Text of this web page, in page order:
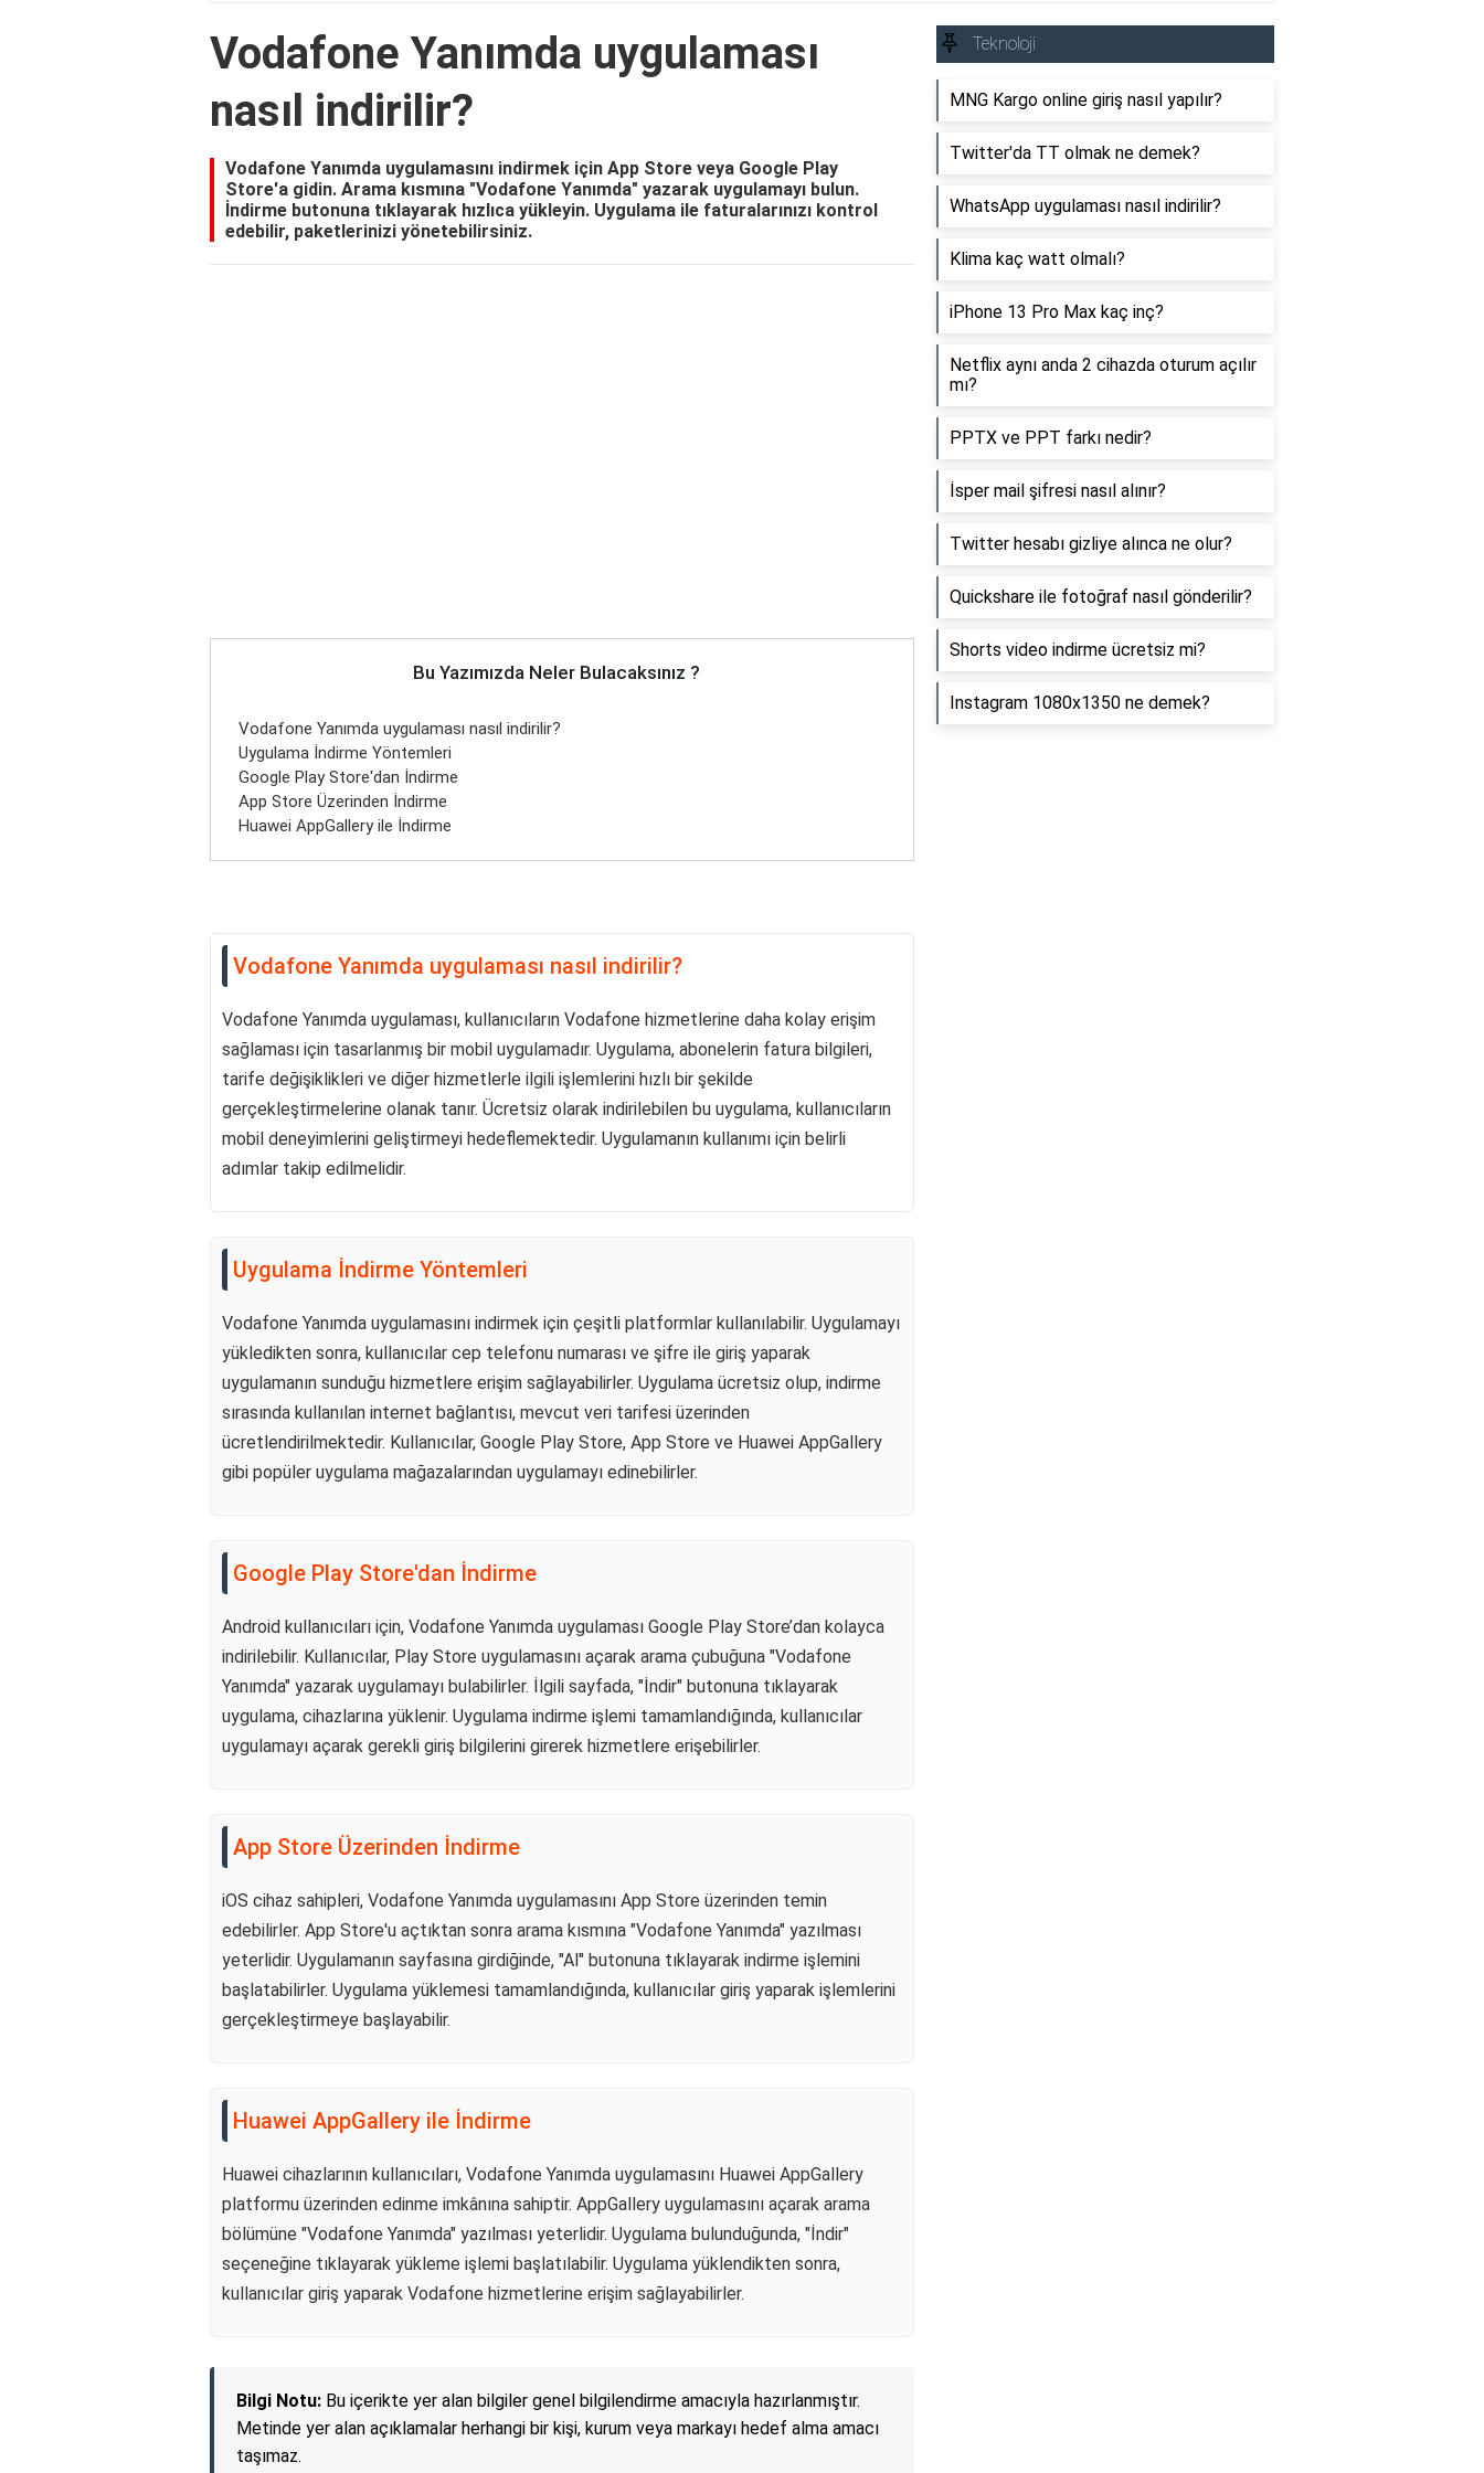
Vodafone Yanımda uygulaması
nasıl indirilir?
Vodafone Yanımda uygulamasını indirmek için App Store veya Google Play
Store'a gidin. Arama kısmına "Vodafone Yanımda" yazarak uygulamayı bulun.
İndirme butonuna tıklayarak hızlıca yükleyin. Uygulama ile faturalarınızı kontrol
edebilir, paketlerinizi yönetebilirsiniz.
Bu Yazımızda Neler Bulacaksınız ?
Vodafone Yanımda uygulaması nasıl indirilir?
Uygulama İndirme Yöntemleri
Google Play Store'dan İndirme
App Store Üzerinden İndirme
Huawei AppGallery ile İndirme
Vodafone Yanımda uygulaması nasıl indirilir?
Vodafone Yanımda uygulaması, kullanıcıların Vodafone hizmetlerine daha kolay erişim
sağlaması için tasarlanmış bir mobil uygulamadır. Uygulama, abonelerin fatura bilgileri,
tarife değişiklikleri ve diğer hizmetlerle ilgili işlemlerini hızlı bir şekilde
gerçekleştirmelerine olanak tanır. Ücretsiz olarak indirilebilen bu uygulama, kullanıcıların
mobil deneyimlerini geliştirmeyi hedeflemektedir. Uygulamanın kullanımı için belirli
adımlar takip edilmelidir.
Uygulama İndirme Yöntemleri
Vodafone Yanımda uygulamasını indirmek için çeşitli platformlar kullanılabilir. Uygulamayı
yükledikten sonra, kullanıcılar cep telefonu numarası ve şifre ile giriş yaparak
uygulamanın sunduğu hizmetlere erişim sağlayabilirler. Uygulama ücretsiz olup, indirme
sırasında kullanılan internet bağlantısı, mevcut veri tarifesi üzerinden
ücretlendirilmektedir. Kullanıcılar, Google Play Store, App Store ve Huawei AppGallery
gibi popüler uygulama mağazalarından uygulamayı edinebilirler.
Google Play Store'dan İndirme
Android kullanıcıları için, Vodafone Yanımda uygulaması Google Play Store’dan kolayca
indirilebilir. Kullanıcılar, Play Store uygulamasını açarak arama çubuğuna "Vodafone
Yanımda" yazarak uygulamayı bulabilirler. İlgili sayfada, "İndir" butonuna tıklayarak
uygulama, cihazlarına yüklenir. Uygulama indirme işlemi tamamlandığında, kullanıcılar
uygulamayı açarak gerekli giriş bilgilerini girerek hizmetlere erişebilirler.
App Store Üzerinden İndirme
iOS cihaz sahipleri, Vodafone Yanımda uygulamasını App Store üzerinden temin
edebilirler. App Store'u açtıktan sonra arama kısmına "Vodafone Yanımda" yazılması
yeterlidir. Uygulamanın sayfasına girdiğinde, "Al" butonuna tıklayarak indirme işlemini
başlatabilirler. Uygulama yüklemesi tamamlandığında, kullanıcılar giriş yaparak işlemlerini
gerçekleştirmeye başlayabilir.
Huawei AppGallery ile İndirme
Huawei cihazlarının kullanıcıları, Vodafone Yanımda uygulamasını Huawei AppGallery
platformu üzerinden edinme imkânına sahiptir. AppGallery uygulamasını açarak arama
bölümüne "Vodafone Yanımda" yazılması yeterlidir. Uygulama bulunduğunda, "İndir"
seçeneğine tıklayarak yükleme işlemi başlatılabilir. Uygulama yüklendikten sonra,
kullanıcılar giriş yaparak Vodafone hizmetlerine erişim sağlayabilirler.
Bilgi Notu: Bu içerikte yer alan bilgiler genel bilgilendirme amacıyla hazırlanmıştır.
Metinde yer alan açıklamalar herhangi bir kişi, kurum veya markayı hedef alma amacı
taşımaz.
Teknoloji
MNG Kargo online giriş nasıl yapılır?
Twitter'da TT olmak ne demek?
WhatsApp uygulaması nasıl indirilir?
Klima kaç watt olmalı?
iPhone 13 Pro Max kaç inç?
Netflix aynı anda 2 cihazda oturum açılır
mı?
PPTX ve PPT farkı nedir?
İsper mail şifresi nasıl alınır?
Twitter hesabı gizliye alınca ne olur?
Quickshare ile fotoğraf nasıl gönderilir?
Shorts video indirme ücretsiz mi?
Instagram 1080x1350 ne demek?